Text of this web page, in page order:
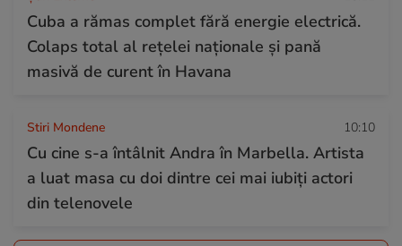
Cuba a rămas complet fără energie electrică.
Colaps total al rețelei naționale și pană
masivă de curent în Havana
Stiri Mondene 10:10
Cu cine s-a întâlnit Andra în Marbella. Artista
a luat masa cu doi dintre cei mai iubiți actori
din telenovele